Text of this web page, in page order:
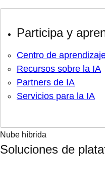
Participa y
Centro de
Recursos sobre la IA
Partners de IA
Servicios para la IA
Nube híbrida
Soluciones de